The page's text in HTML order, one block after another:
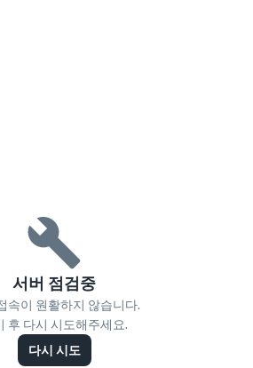
서버 점검중
속이 원활하지 않습니다.
후 다시 시도해주세요.
다시 시도